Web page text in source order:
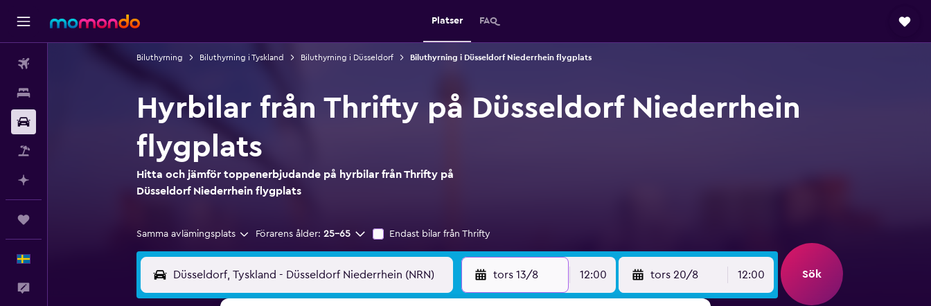
Platser FAQ
Biluthyrning Biluthyrning i Tyskland Biluthyrning i Düsseldorf Biluthyrning i Düsseldorf Niederrhein flygplats
Hyrbilar från Thrifty på Düsseldorf Niederrhein
flygplats
Hitta och jämför toppenerbjudande på hyrbilar från Thrifty på
Düsseldorf Niederrhein flygplats
Samma avlämingsplats Förarens ålder: 25-65 Endast bilar från Thrifty
tors 13/8 12:00 tors 20/8 12:00 Sök